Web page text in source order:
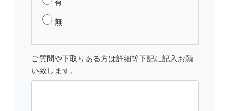
有
無
ご質問や下取りある方は詳細等下記に記入お願
い致します。